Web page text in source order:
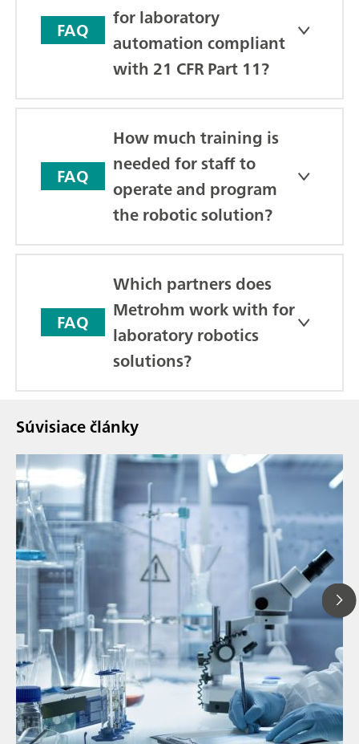
FAQ
for laboratory
automation compliant
with 21 CFR Part 11?
FAQ
How much training is
needed for staff to
operate and program
the robotic solution?
FAQ
Which partners does
Metrohm work with for
laboratory robotics
solutions?
Súvisiace články
// Article
// Liquid Handling
// Fuels & renewable fuels